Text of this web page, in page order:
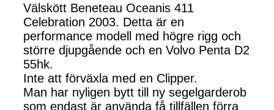
Välskött Beneteau Oceanis 411
Celebration 2003. Detta är en
performance modell med högre rigg och
större djupgående och en Volvo Penta D2
55hk.
Inte att förväxla med en Clipper.
Man har nyligen bytt till ny segelgarderob
som endast är använda få tillfällen förra